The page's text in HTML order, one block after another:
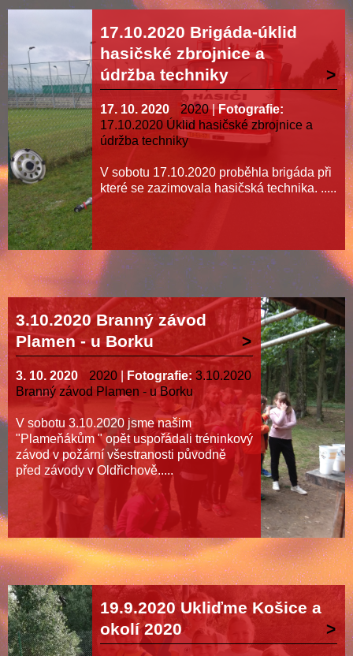
17.10.2020 Brigáda-úklid
hasičské zbrojnice a
údržba techniky
17. 10. 2020 2020 |Fotografie:
17.10.2020 Úklid hasičské zbrojnice a
údržba techniky
V sobotu 17.10.2020 proběhla brigáda při
které se zazimovala hasičská technika. .....
3.10.2020 Branný závod
Plamen - u Borku
3. 10. 2020 2020 Fotografie: 3.10.2020
Branný závod Plamen - u Borku
V sobotu 3.10.2020 jsme našim
"Plameňákům " opět uspořádali tréninkový
závod v požární všestranosti původně
před závody v Oldřichově.....
19.9.2020 Ukliďme Košice a
okolí 2020